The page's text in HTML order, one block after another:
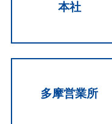
本社
多摩営業所